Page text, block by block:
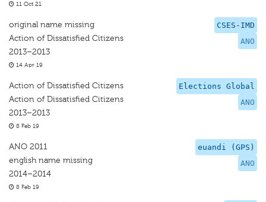
11 Oct 21
CSES-IMD
ANO
original name missing
Action of Dissatisfied Citizens
2013–2013
14 Apr 19
Elections Global
ANO
Action of Dissatisfied Citizens
Action of Dissatisfied Citizens
2013–2013
8 Feb 19
euandi (GPS)
ANO
ANO 2011
english name missing
2014–2014
8 Feb 19